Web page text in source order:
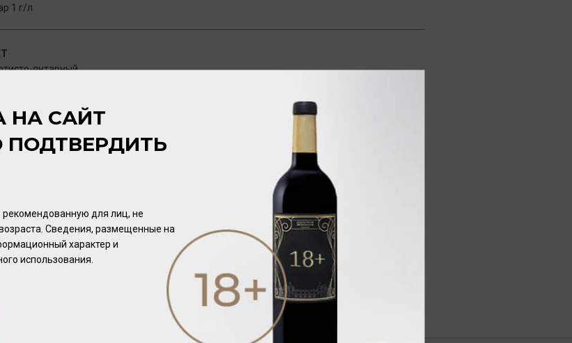
1 г/л
янтарный.
спелых яблок в аромате кальвадоса эволюционирует в сторону оттенков ванили,
яблок и яблочного пирога.
миндаля, корицы и очень длительным послевкусием, украшенным тонкими
дуба.
НА САЙТ
для лиц, не
Сведения, размещенные на
характер и
использования.